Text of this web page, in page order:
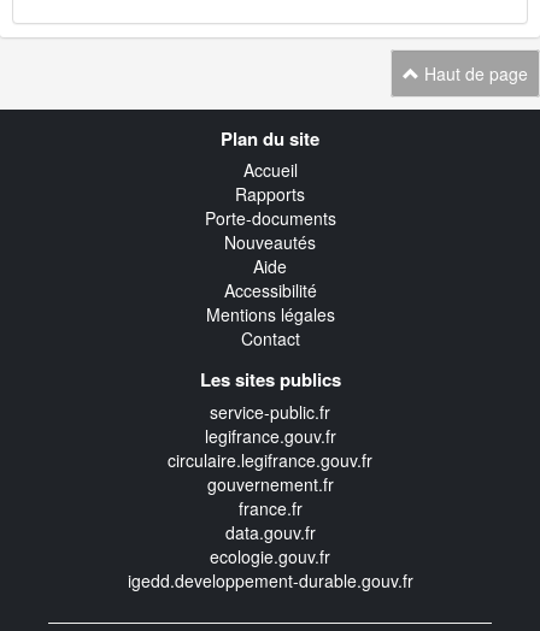
Haut de page
Plan du site
Accueil
Rapports
Porte-documents
Nouveautés
Aide
Accessibilité
Mentions légales
Contact
Les sites publics
service-public.fr
legifrance.gouv.fr
circulaire.legifrance.gouv.fr
gouvernement.fr
france.fr
data.gouv.fr
ecologie.gouv.fr
igedd.developpement-durable.gouv.fr